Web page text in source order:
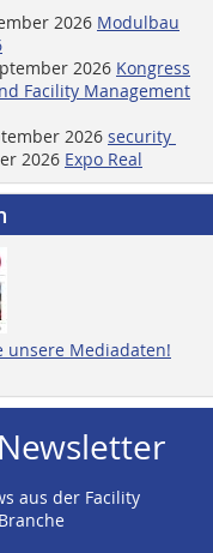
2026 Modulbau
2026 Kongress
Facility Management
2026 security
2026 Expo Real
unsere Mediadaten!
aus der Facility